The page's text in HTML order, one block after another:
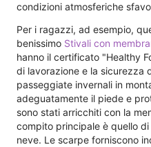
condizioni atmosferiche
Per i ragazzi, ad esempio,
benissimo Stivali con
hanno il certificato "Healthy
di lavorazione e la sicurezza
passeggiate invernali in
adeguatamente il piede e
sono stati arricchiti con la
compito principale è quello
neve. Le scarpe forniscono